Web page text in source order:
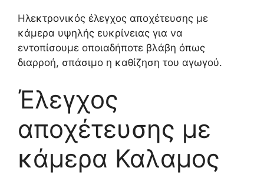
Ηλεκτρονικός έλεγχος αποχέτευσης με
κάμερα υψηλής ευκρίνειας για να
εντοπίσουμε οποιαδήποτε βλάβη όπως
διαρροή, σπάσιμο η καθίζηση του αγωγού.
Έλεγχος
αποχέτευσης με
κάμερα Καλαμος